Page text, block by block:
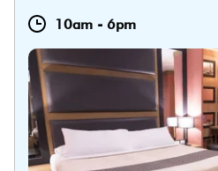
10am - 6pm